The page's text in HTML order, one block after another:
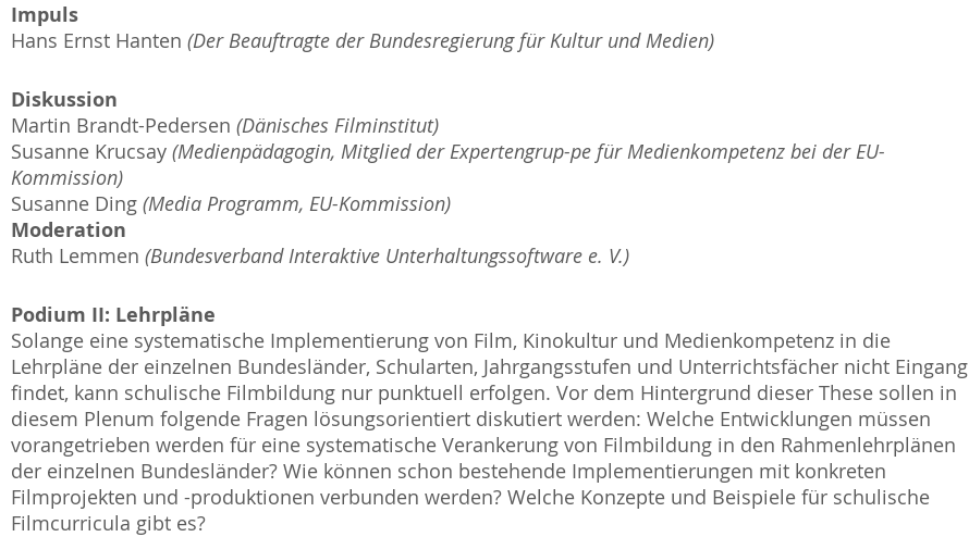
Impuls
Hans Ernst Hanten (Der Beauftragte der Bundesregierung für Kultur und Medien)
Diskussion
Martin Brandt-Pedersen (Dänisches Filminstitut)
Susanne Krucsay (Medienpädagogin, Mitglied der Expertengrup-pe für Medienkompetenz bei der EU-
Kommission)
Susanne Ding (Media Programm, EU-Kommission)
Moderation
Ruth Lemmen (Bundesverband Interaktive Unterhaltungssoftware e. V.)
Podium II: Lehrpläne
Solange eine systematische Implementierung von Film, Kinokultur und Medienkompetenz in die
Lehrpläne der einzelnen Bundesländer, Schularten, Jahrgangsstufen und Unterrichtsfächer nicht Eingang
findet, kann schulische Filmbildung nur punktuell erfolgen. Vor dem Hintergrund dieser These sollen in
diesem Plenum folgende Fragen lösungsorientiert diskutiert werden: Welche Entwicklungen müssen
vorangetrieben werden für eine systematische Verankerung von Filmbildung in den Rahmenlehrplänen
der einzelnen Bundesländer? Wie können schon bestehende Implementierungen mit konkreten
Filmprojekten und -produktionen verbunden werden? Welche Konzepte und Beispiele für schulische
Filmcurricula gibt es?